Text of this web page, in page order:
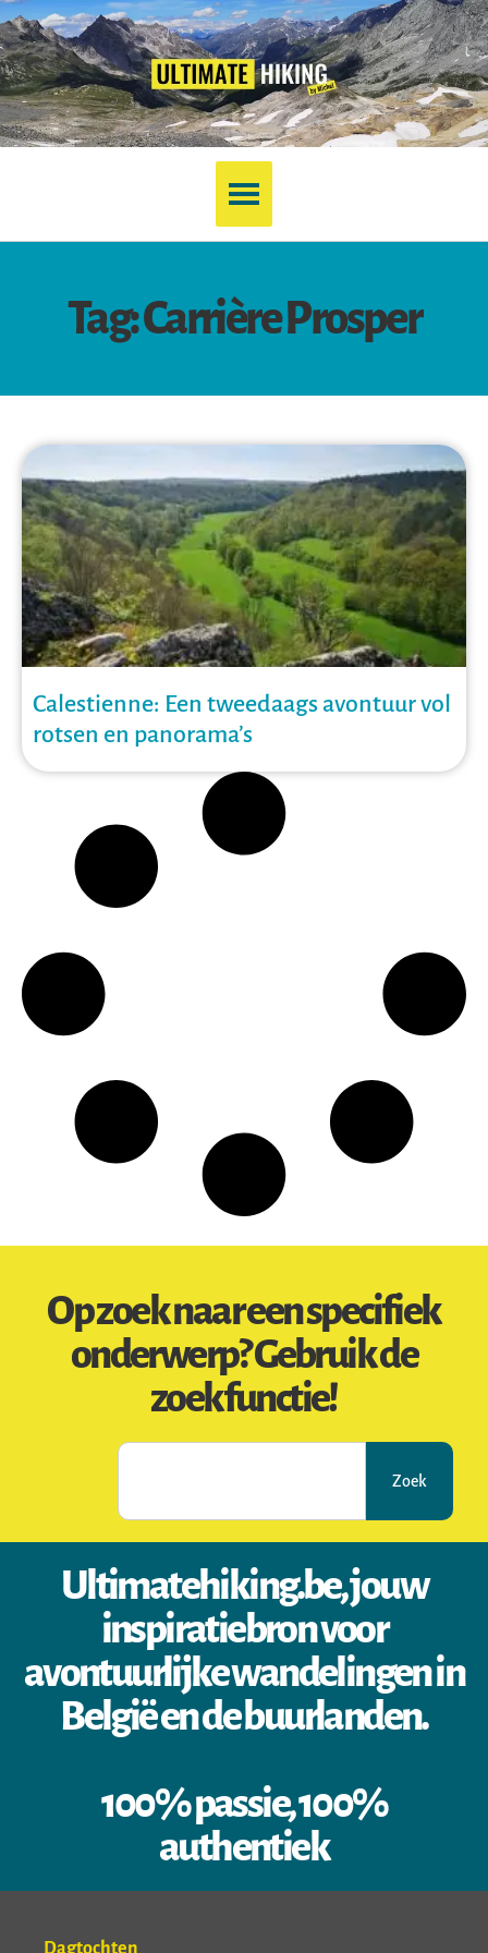
Tag: Carrière Prosper
Calestienne: Een tweedaags avontuur vol
rotsen en panorama’s
Op zoek naar een specifiek
onderwerp? Gebruik de
zoekfunctie!
Zoek
Ultimatehiking.be, jouw
inspiratiebron voor
avontuurlijke wandelingen in
België en de buurlanden.
100% passie, 100%
authentiek
Dagtochten